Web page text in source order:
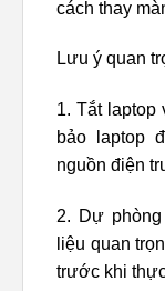
cách thay
Lưu ý quan
1. Tắt laptop
bảo laptop
nguồn điện
2. Dự
liệu quan
trước khi